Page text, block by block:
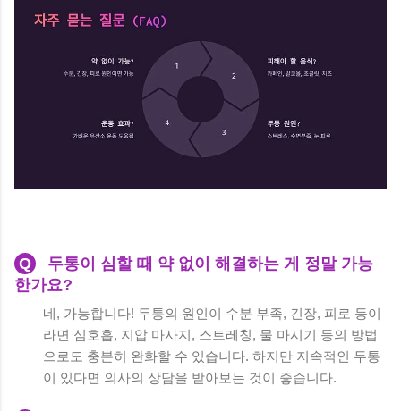
Q
두통이 심할 때 약 없이 해결하는 게 정말 가능
한가요?
네, 가능합니다! 두통의 원인이 수분 부족, 긴장, 피로 등이
라면 심호흡, 지압 마사지, 스트레칭, 물 마시기 등의 방법
으로도 충분히 완화할 수 있습니다. 하지만 지속적인 두통
이 있다면 의사의 상담을 받아보는 것이 좋습니다.